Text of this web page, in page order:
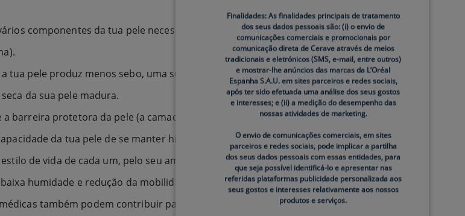
componentes da tua pele necessários para que mantenha a sua firmeza, suavidade
tua pele produz menos sebo, uma substância oleosa que ajuda a pele a reter a
da sua pele madura.
barreira protetora da pele (a camada mais externa da pele) pode ficar mais fina com a
da tua pele de se manter hidratada e de afastar potenciais irritantes.
de vida de cada um, pelo seu ambiente e saúde geral. Por exemplo, a secura da pele
humidade e redução da mobilidade ao longo do tempo. De acordo com a Academia
também podem contribuir para uma pele seca e com comichão em adultos mais
Finalidades: As finalidades principais de tratamento
dos seus dados pessoais são: (i) o envio de
comunicações comerciais e promocionais por
comunicação direta de Cerave através de meios
tradicionais e eletrónicos (SMS, e-mail, entre outros)
e mostrar-lhe anúncios das marcas da L’Oréal
Espanha S.A.U. em sites parceiros e redes sociais,
após ter sido efetuada uma análise dos seus gostos
e interesses; e (ii) a medição do desempenho das
nossas atividades de marketing.
O envio de comunicações comerciais, em sites
parceiros e redes sociais, pode implicar a partilha
dos seus dados pessoais com essas entidades, para
que seja possível identificá-lo e apresentar nas
referidas plataformas publicidade personalizada aos
seus gostos e interesses relativamente aos nossos
produtos e serviços.